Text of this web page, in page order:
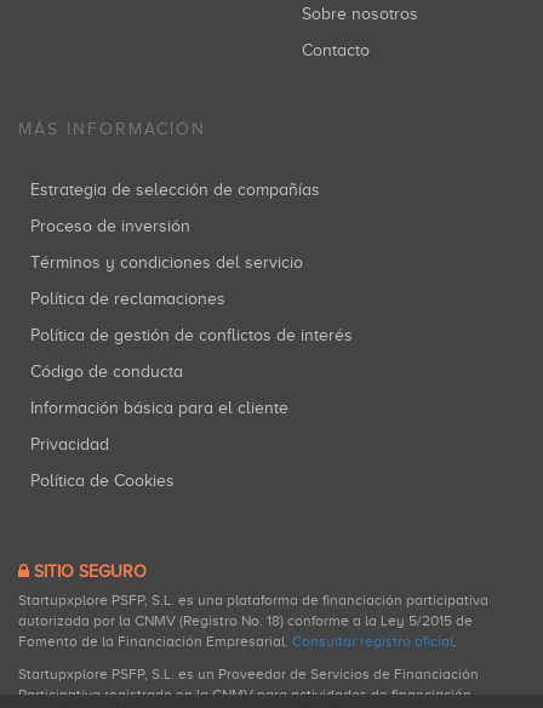
Sobre nosotros
Contacto
MÁS INFORMACIÓN
Estrategia de selección de compañías
Proceso de inversión
Términos y condiciones del servicio
Política de reclamaciones
Política de gestión de conflictos de interés
Código de conducta
Información básica para el cliente
Privacidad
Política de Cookies
SITIO SEGURO
Startupxplore PSFP, S.L. es una plataforma de financiación participativa
autorizada por la CNMV (Registro No. 18) conforme a la Ley 5/2015 de
Fomento de la Financiación Empresarial. Consultar registro oficial.
Startupxplore PSFP, S.L. es un Proveedor de Servicios de Financiación
Participativa registrado en la CNMV para actividades de financiación